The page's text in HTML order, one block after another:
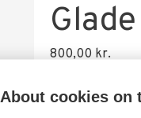
800,00 kr.
About cookies on